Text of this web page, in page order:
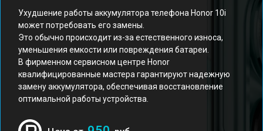
Ухудшение работы аккумулятора телефона Honor 10i
может потребовать его замены.
Это обычно происходит из-за естественного износа,
уменьшения емкости или повреждения батареи.
В фирменном сервисном центре Honor
квалифицированные мастера гарантируют надежную
замену аккумулятора, обеспечивая восстановление
оптимальной работы устройства.